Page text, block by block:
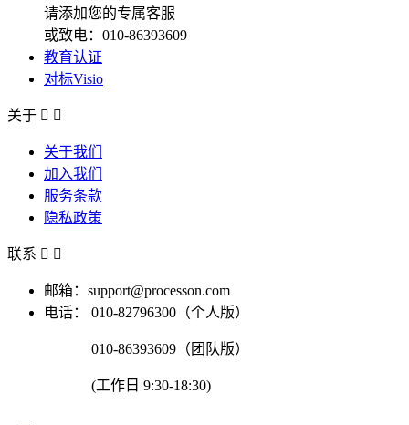
请添加您的专属客服
或致电：010-86393609
教育认证
对标Visio
关于  
关于我们
加入我们
服务条款
隐私政策
联系  
邮箱：support@processon.com
电话：
010-82796300（个人版）
010-86393609（团队版）
(工作日 9:30-18:30)